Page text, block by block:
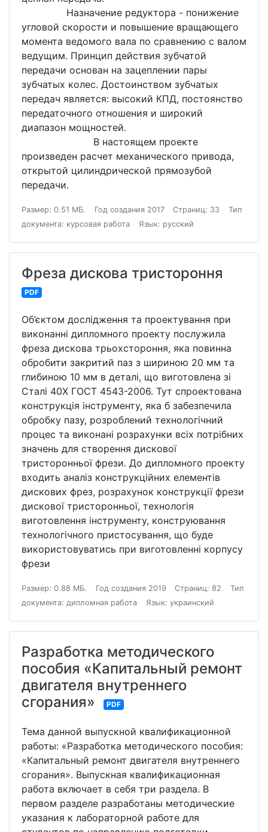
Назначение редуктора - понижение
угловой скорости и повышение вращающего
момента ведомого вала по сравнению с валом
ведущим. Принцип действия зубчатой
передачи основан на зацеплении пары
зубчатых колес. Достоинством зубчатых
передач является: высокий КПД, постоянство
передаточного отношения и широкий
диапазон мощностей.
В настоящем проекте
произведен расчет механического привода,
открытой цилиндрической прямозубой
передачи.
Размер: 0.51 МБ. Год создания 2017 Страниц: 33
Тип
документа: курсовая работа
Язык: русский
Фреза дискова тристороння
PDF
Об’єктом дослідження та проектування при
виконанні дипломного проекту послужила
фреза дискова трьохстороння, яка повинна
обробити закритий паз з шириною 20 мм та
глибиною 10 мм в деталі, що виготовлена зі
Сталі 40Х ГОСТ 4543-2006. Тут спроектована
конструкція інструменту, яка б забезпечила
обробку пазу, розроблений технологічний
процес та виконані розрахунки всіх потрібних
значень для створення дискової
тристоронньої фрези. До дипломного проекту
входить аналіз конструкційних елементів
дискових фрез, розрахунок конструкції фрези
дискової тристоронньої, технологія
виготовлення інструменту, конструювання
технологічного пристосування, що буде
використовуватись при виготовленні корпусу
фрези
Размер: 0.88 МБ. Год создания 2019 Страниц: 82
Тип
документа: дипломная работа
Язык: украинский
Разработка методического
пособия «Капитальный ремонт
двигателя внутреннего
сгорания»
PDF
Тема данной выпускной квалификационной
работы: «Разработка методического пособия:
«Капитальный ремонт двигателя внутреннего
сгорания». Выпускная квалификационная
работа включает в себя три раздела. В
первом разделе разработаны методические
указания к лабораторной работе для